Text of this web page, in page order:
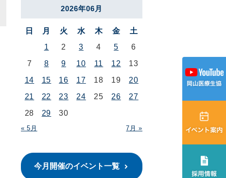
2026年06月
日 月 火 水 木 金 土
« 5月 7月 »
1 2 3 4 5
6
7
8 9 10 11 12
13
14
15 16 17 18 19
20
21
22 23 24 25 26
27
28
29 30
今月開催のイベント一覧